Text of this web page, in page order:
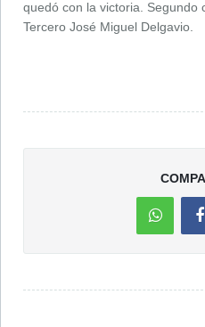
quedó con la victoria. Segundo
Tercero José Miguel Delgavio.